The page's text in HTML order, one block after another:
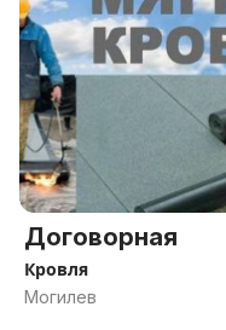
Договорная
Кровля
Могилев